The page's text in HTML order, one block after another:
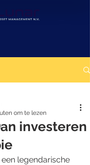
investeren
om te lezen
legendarische